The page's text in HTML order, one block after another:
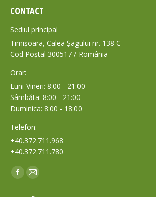
CONTACT
Sediul principal
Timișoara, Calea Șagului nr. 138 C
Cod Poștal 300517 / România
Orar:
Luni-Vineri: 8:00 - 21:00
Sâmbăta: 8:00 - 21:00
Duminica: 8:00 - 18:00
Telefon:
+40.372.711.968
+40.372.711.780
Find us on:
Facebook
Mail